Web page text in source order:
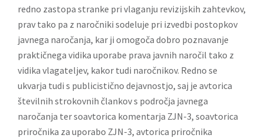
redno zastopa stranke pri vlaganju revizijskih zahtevkov,
prav tako pa z naročniki sodeluje pri izvedbi postopkov
javnega naročanja, kar ji omogoča dobro poznavanje
praktičnega vidika uporabe prava javnih naročil tako z
vidika vlagateljev, kakor tudi naročnikov. Redno se
ukvarja tudi s publicistično dejavnostjo, saj je avtorica
številnih strokovnih člankov s področja javnega
naročanja ter soavtorica komentarja ZJN-3, soavtorica
priročnika za uporabo ZJN-3, avtorica priročnika